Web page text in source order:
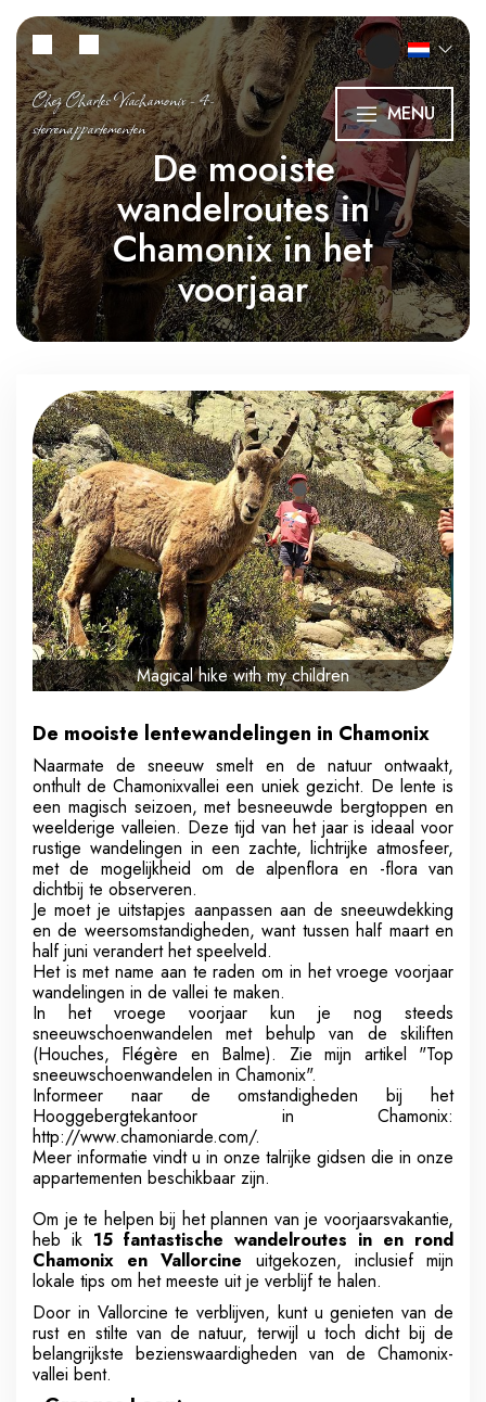
Chez Charles Viachamonix - 4-
sterrenappartementen
MENU
De mooiste
wandelroutes in
Chamonix in het
voorjaar
Magical hike with my children
De mooiste lentewandelingen in Chamonix
Naarmate de sneeuw smelt en de natuur ontwaakt,
onthult de Chamonixvallei een uniek gezicht. De lente is
een magisch seizoen, met besneeuwde bergtoppen en
weelderige valleien. Deze tijd van het jaar is ideaal voor
rustige wandelingen in een zachte, lichtrijke atmosfeer,
met de mogelijkheid om de alpenflora en -flora van
dichtbij te observeren.
Je moet je uitstapjes aanpassen aan de sneeuwdekking
en de weersomstandigheden, want tussen half maart en
half juni verandert het speelveld.
Het is met name aan te raden om in het vroege voorjaar
wandelingen in de vallei te maken.
In het vroege voorjaar kun je nog steeds
sneeuwschoenwandelen met behulp van de skiliften
(Houches, Flégère en Balme). Zie mijn artikel "Top
sneeuwschoenwandelen in Chamonix".
Informeer naar de omstandigheden bij het
Hooggebergtekantoor in Chamonix:
http://www.chamoniarde.com/.
Meer informatie vindt u in onze talrijke gidsen die in onze
appartementen beschikbaar zijn.
Om je te helpen bij het plannen van je voorjaarsvakantie,
heb ik 15 fantastische wandelroutes in en rond
Chamonix en Vallorcine uitgekozen, inclusief mijn
lokale tips om het meeste uit je verblijf te halen.
Door in Vallorcine te verblijven, kunt u genieten van de
rust en stilte van de natuur, terwijl u toch dicht bij de
belangrijkste bezienswaardigheden van de Chamonix-
vallei bent.